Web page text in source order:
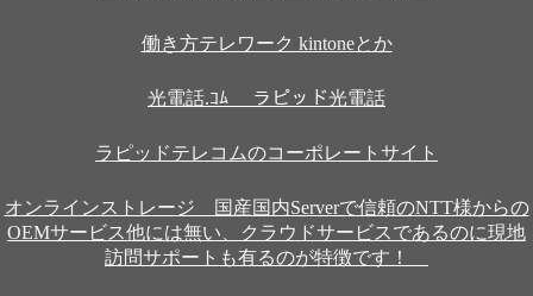
働き方テレワーク kintoneとか
光電話.ｺﾑ ラピッド光電話
ラピッドテレコムのコーポレートサイト
オンラインストレージ 国産国内Serverで信頼のNTT様からの
OEMサービス他には無い、クラウドサービスであるのに現地
訪問サポートも有るのが特徴です！